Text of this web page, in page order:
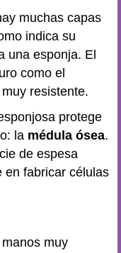
muchas capas
indica su
una esponja. El
como el
resistente.
protege
la médula ósea.
de espesa
en fabricar células
muy